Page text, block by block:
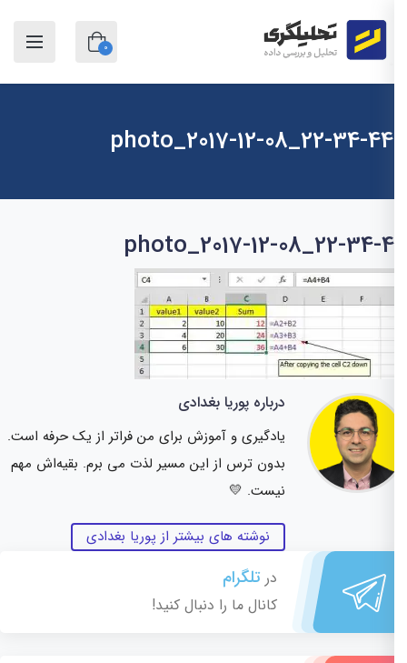
photo_2017-12-08_22-34-44
photo_2017-12-08_22-34-
درباره پوریا بغدادی
یادگیری و آموزش برای من فراتر از یک حرفه است.
بدون ترس از این مسیر لذت می برم. بقیه‌اش مهم
نیست. 💛
نوشته های بیشتر از پوریا بغدادی
درتلگرام
کانال ما را دنبال کنید!